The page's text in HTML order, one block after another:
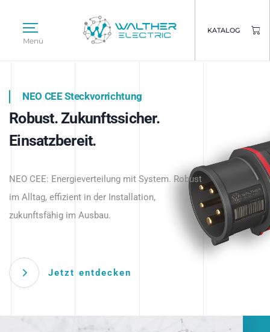
Menü
KATALOG
Intelligente Stromverteilung
beginnt hier.
NEO CEE Steckvorrichtung
Robust. Zukunftssicher.
Einsatzbereit.
NEO CEE: Energieverteilung mit System. Robust
im Alltag, effizient in der Installation,
zukunftsfähig im Ausbau.
Jetzt entdecken
Intelligenz trifft Energie.
Anwendungen – robust, IP-geschützt und
zukunftsfähig.